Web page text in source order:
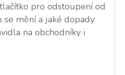
pro odstoupení od
se mění a jaké dopady
na obchodníky i